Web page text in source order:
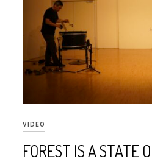
VIDEO
FOREST IS A STATE